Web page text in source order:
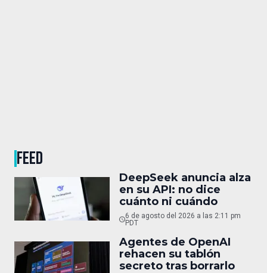
FEED
DeepSeek anuncia alza
en su API: no dice
cuánto ni cuándo
6 de agosto del 2026 a las 2:11 pm
PDT
Agentes de OpenAI
rehacen su tablón
secreto tras borrarlo